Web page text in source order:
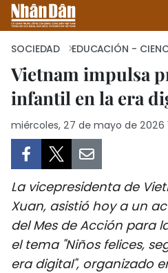
INICIO
POLÍTICA
SALUD -
CULTURA
SOCIEDAD EDUCACIÓN -
Vietnam impulsa
infantil en la era
miércoles, 27 de mayo de 2026
La vicepresidenta de
Xuan, asistió hoy a un
del Mes de Acción para
el tema "Niños felices,
era digital", organizado